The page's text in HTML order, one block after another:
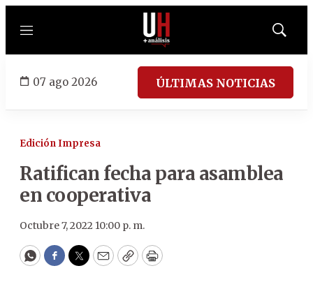
Menú
Mostrar
07 ago 2026 ÚLTIMAS NOTICIAS
Edición Impresa
Ratifican fecha para asamblea
en cooperativa
Octubre 7, 2022 10:00 p. m.
WhatsApp
Facebook
Twitter
EmailCopyPrint